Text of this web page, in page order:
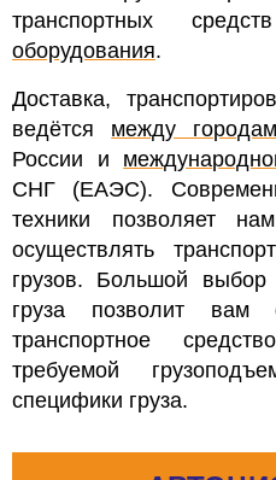
транспортных
оборудования.
Доставка,
ведётся между
России и
СНГ (ЕАЭС).
техники позволяет
осуществлять
грузов. Большой выбор
груза позволит вам
транспортное
требуемой
специфики груза.